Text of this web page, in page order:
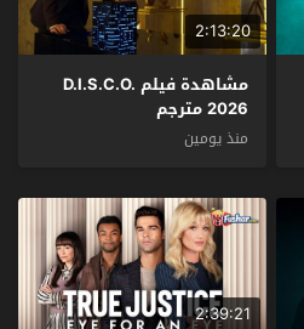
2:13:20
مشاهدة فيلم D.I.S.C.O.
2026 مترجم
منذ يومين
2:39:21